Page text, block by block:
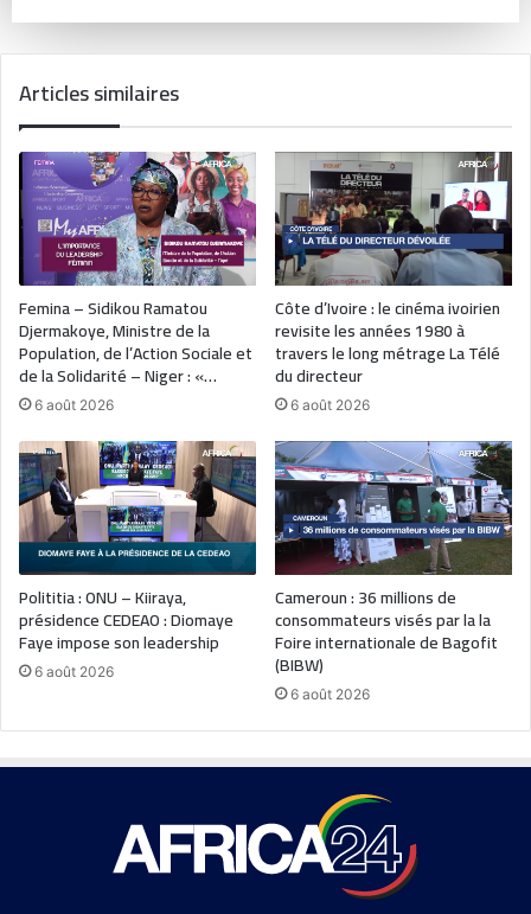
Articles similaires
Femina – Sidikou Ramatou
Djermakoye, Ministre de la
Population, de l’Action Sociale et
de la Solidarité – Niger : «…
6 août 2026
Côte d’Ivoire : le cinéma ivoirien
revisite les années 1980 à
travers le long métrage La Télé
du directeur
6 août 2026
Polititia : ONU – Kiiraya,
présidence CEDEAO : Diomaye
Faye impose son leadership
6 août 2026
Cameroun : 36 millions de
consommateurs visés par la la
Foire internationale de Bagofit
(BIBW)
6 août 2026